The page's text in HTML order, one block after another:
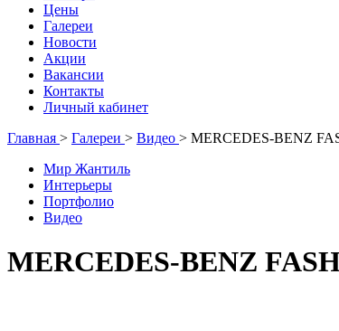
Цены
Галереи
Новости
Акции
Вакансии
Контакты
Личный кабинет
Главная > Галереи > Видео > MERCEDES-BENZ
Мир Жантиль
Интерьеры
Портфолио
Видео
MERCEDES-BENZ